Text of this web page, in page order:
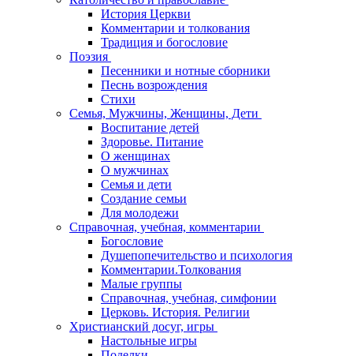
История Церкви
Комментарии и толкования
Традиция и богословие
Поэзия
Песенники и нотные сборники
Песнь возрождения
Стихи
Семья, Мужчины, Женщины, Дети
Воспитание детей
Здоровье. Питание
О женщинах
О мужчинах
Семья и дети
Создание семьи
Для молодежи
Справочная, учебная, комментарии
Богословие
Душепопечительство и психология
Комментарии.Толкования
Малые группы
Справочная, учебная, симфонии
Церковь. История. Религии
Христианский досуг, игры
Настольные игры